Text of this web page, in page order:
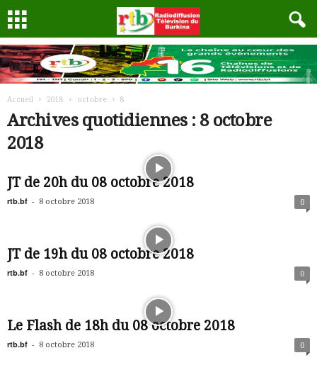
Accueil 2018 octobre 8
Archives quotidiennes : 8 octobre
2018
JT de 20h du 08 octobre 2018
rtb.bf - 8 octobre 2018 0
JT de 19h du 08 octobre 2018
rtb.bf - 8 octobre 2018 0
Le Flash de 18h du 08 octobre 2018
rtb.bf - 8 octobre 2018 0